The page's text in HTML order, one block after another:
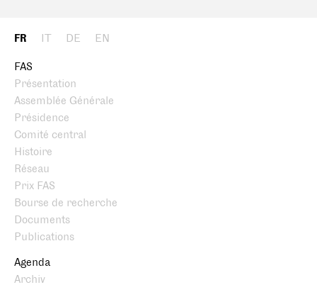
FR IT DE EN
FAS
Présentation
Assemblée Générale
Présidence
Comité central
Histoire
Réseau
Prix FAS
Bourse de recherche
Documents
Publications
Agenda
Archiv